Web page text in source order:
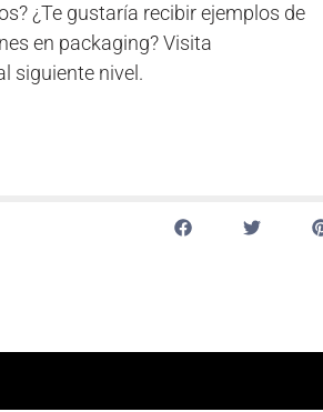
¿Te gustaría recibir ejemplos de
en packaging? Visita
siguiente nivel.